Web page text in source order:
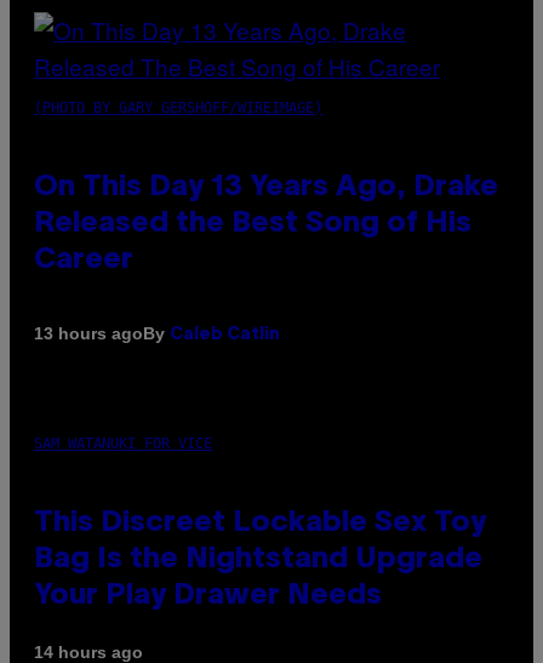
(PHOTO BY GARY GERSHOFF/WIREIMAGE)
On This Day 13 Years Ago, Drake
Released the Best Song of His
Career
13 hours agoBy Caleb Catlin
SAM WATANUKI FOR VICE
This Discreet Lockable Sex Toy
Bag Is the Nightstand Upgrade
Your Play Drawer Needs
14 hours ago